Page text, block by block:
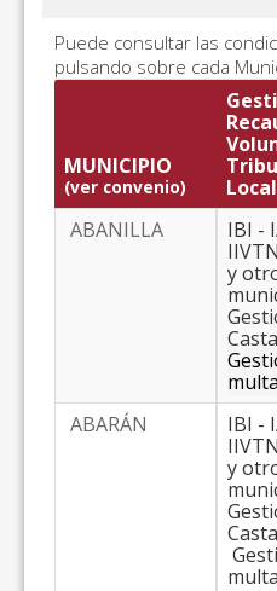
Puede consultar las
pulsando sobre cada
MUNICIPIO
(ver convenio)
ABANILLA
IBI -
y
ABARÁN
IBI -
y